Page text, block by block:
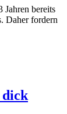
Jahren bereits
Daher fordern
dick